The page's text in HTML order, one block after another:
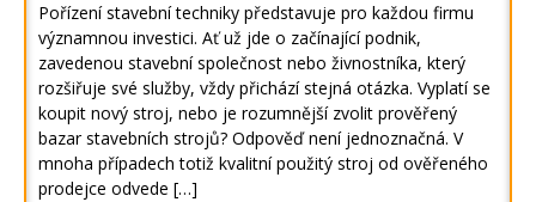
Pořízení stavební techniky představuje pro každou firmu
významnou investici. Ať už jde o začínající podnik,
zavedenou stavební společnost nebo živnostníka, který
rozšiřuje své služby, vždy přichází stejná otázka. Vyplatí se
koupit nový stroj, nebo je rozumnější zvolit prověřený
bazar stavebních strojů? Odpověď není jednoznačná. V
mnoha případech totiž kvalitní použitý stroj od ověřeného
prodejce odvede […]